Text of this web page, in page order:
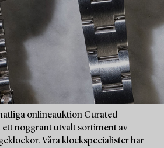
onlineauktion Curated
noggrant utvalt sortiment av
Våra klockspecialister har